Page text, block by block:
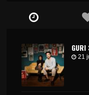
GURI
21